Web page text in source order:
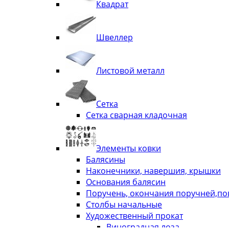
Квадрат
Швеллер
Листовой металл
Сетка
Сетка сварная кладочная
Элементы ковки
Балясины
Наконечники, навершия, крышки
Основания балясин
Поручень, окончания
Столбы начальные
Художественный прокат